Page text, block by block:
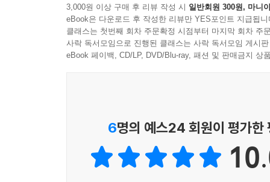
전통적인 형태에서 새로운 아이디어까지
다양한 방식으로 만드는 카디건
전통적인 북유럽 스타일 카디건은 원통으로 메
이 책에서는 이러한 전통적인 구조를 비롯해
아래로 뜨는 것, 요크가 있는 것과 래글러 소매가
떠서 잇는 카디건도 있다. 그 밖에 평면으로 솔기
3,000원 이상 구매 후 리뷰 작성 시 일반회원 300원, 마니
eBook은 다운로드 후 작성한 리뷰만 YES포인트 지급됩니
클래스는 첫번째 회차 주문확정 시점부터 마지막 회차 주
사락 독서모임으로 진행된 클래스는 사락 독서모임 게시
eBook 페이백, CD/LP, DVD/Blu-ray, 패션 및 판매금지 상
6명의 예스24 회원이 평가한